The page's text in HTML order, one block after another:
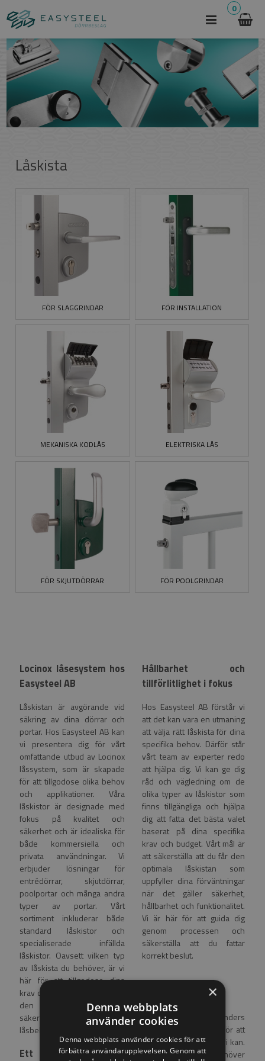
0
Låskista
FÖR SLAGGRINDAR FÖR INSTALLATION
MEKANISKA KODLÅS ELEKTRISKA LÅS
FÖR SKJUTDÖRRAR FÖR POOLGRINDAR
Locinox låsesystem hos
Easysteel AB
Låskistan är avgörande vid
säkring av dina dörrar och
portar. Hos Easysteel AB kan
vi presentera dig för vårt
omfattande utbud av Locinox
låssystem, som är skapade
för att tillgodose olika behov
och applikationer. Våra
låskistor är designade med
fokus på kvalitet och
säkerhet och är idealiska för
både kommersiella och
privata användningar. Vi
erbjuder lösningar för
entrédörrar, skjutdörrar,
poolportar och många andra
typer av portar. Vårt
sortiment inkluderar både
standard låskistor och
specialiserade infällda
låskistor. Oavsett vilken typ
av låskista du behöver, är vi
här för att tillgodose dina
krav och säkerställa att du får
den bästa
säkerhetslösningen för dina
låsbehov.
Ett brett utbud av
Hållbarhet och
tillförlitlighet i fokus
Hos Easysteel AB förstår vi
att det kan vara en utmaning
att välja rätt låskista för dina
specifika behov. Därför står
vårt team av experter redo
att hjälpa dig. Vi kan ge dig
råd och vägledning om de
olika typer av låskistor som
finns tillgängliga och hjälpa
dig att fatta det bästa valet
baserat på dina specifika
krav och budget. Vårt mål är
att säkerställa att du får den
optimala låskistan som
uppfyller dina förväntningar
när det gäller säkerhet,
hållbarhet och funktionalitet.
Vi är här för att guida dig
genom processen och
säkerställa att du fattar
korrekt beslut.
Vi är här för dig
Vi värdesätter våra kunders
nöjdhet och finns här för att
stödja dig på alla sätt vi kan.
Om du har frågor, behöver
×
Denna webbplats
använder cookies
Denna webbplats använder cookies för att
förbättra användarupplevelsen. Genom att